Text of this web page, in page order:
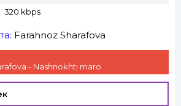
320 kbps
Farahnoz Sharafova
- Nashnokhti maro